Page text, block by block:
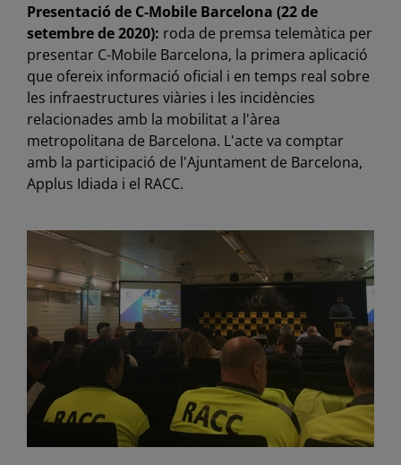
Presentació de C-Mobile Barcelona (22 de
setembre de 2020): roda de premsa telemàtica per
presentar C-Mobile Barcelona, la primera aplicació
que ofereix informació oficial i en temps real sobre
les infraestructures viàries i les incidències
relacionades amb la mobilitat a l'àrea
metropolitana de Barcelona. L'acte va comptar
amb la participació de l'Ajuntament de Barcelona,
Applus Idiada i el RACC.